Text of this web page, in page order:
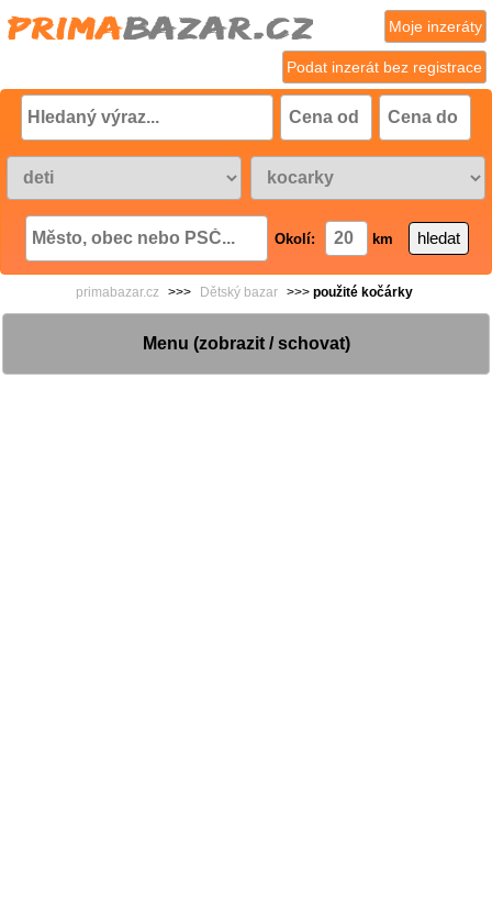
Podat inzerát bez registrace
Moje inzeráty
Okolí: km
primabazar.cz >>> Dětský bazar >>> použité kočárky
Menu (zobrazit / schovat)